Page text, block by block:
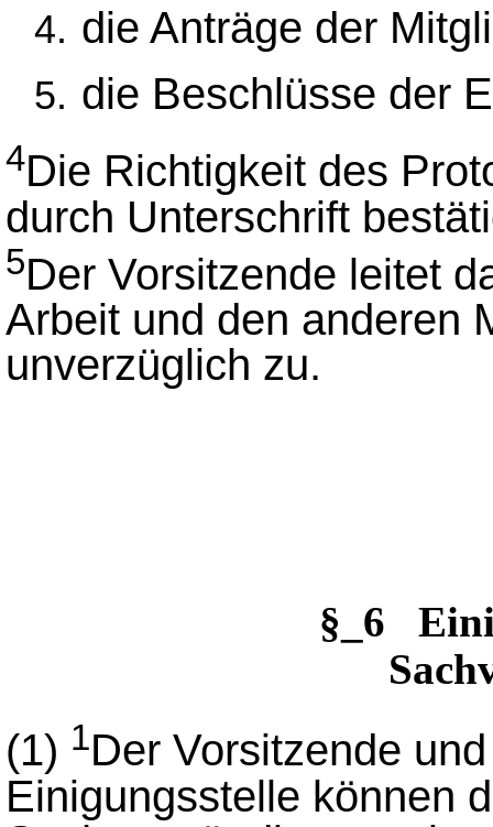
die Anträge der
die Beschlüsse der
4Die Richtigkeit des
durch Unterschrift
5Der Vorsitzende leitet
Arbeit und den anderen
unverzüglich zu.
§_6
(1) 1Der Vorsitzende
Einigungsstelle können